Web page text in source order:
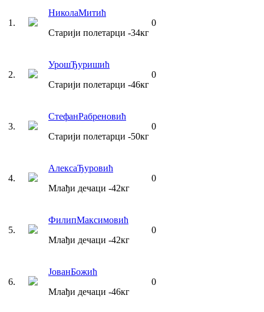
1 .
НиколаМитић
Старији полетарци -34кг
0
2.
УрошЂуришић
Старији полетарци -46кг
0
3.
СтефанРабреновић
Старији полетарци -50кг
0
4.
АлексаЂуровић
Млађи дечаци -42кг
0
5.
ФилипМаксимовић
Млађи дечаци -42кг
0
6.
ЈованБожић
Млађи дечаци -46кг
0